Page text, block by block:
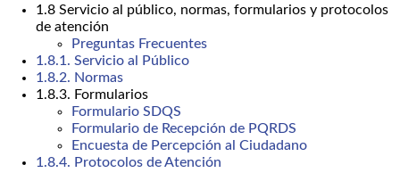
1.8 Servicio al público, normas, formularios y protocolos
de atención
Preguntas Frecuentes
1.8.1. Servicio al Público
1.8.2. Normas
1.8.3. Formularios
Formulario SDQS
Formulario de Recepción de PQRDS
Encuesta de Percepción al Ciudadano
1.8.4. Protocolos de Atención